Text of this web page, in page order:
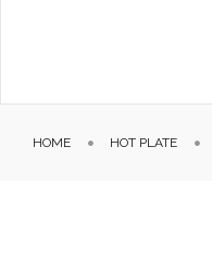
HOME HOT PLATE